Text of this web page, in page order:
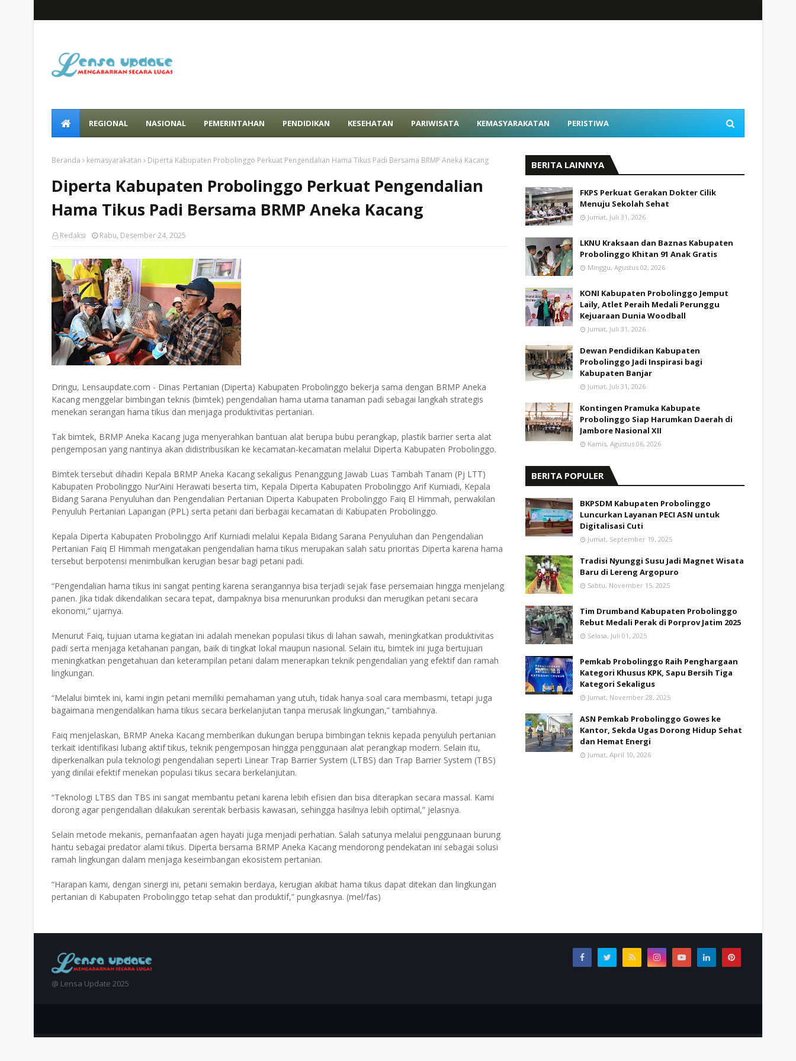
REGIONAL NASIONAL PEMERINTAHAN PENDIDIKAN KESEHATAN PARIWISATA KEMASYARAKATAN PERISTIWA
Beranda kemasyarakatan Diperta Kabupaten Probolinggo Perkuat Pengendalian Hama Tikus Padi Bersama BRMP Aneka Kacang
Diperta Kabupaten Probolinggo Perkuat Pengendalian
Hama Tikus Padi Bersama BRMP Aneka Kacang
Redaksi Rabu, Desember 24, 2025
Dringu, Lensaupdate.com - Dinas Pertanian (Diperta) Kabupaten Probolinggo bekerja sama dengan BRMP Aneka
Kacang menggelar bimbingan teknis (bimtek) pengendalian hama utama tanaman padi sebagai langkah strategis
menekan serangan hama tikus dan menjaga produktivitas pertanian.
Tak bimtek, BRMP Aneka Kacang juga menyerahkan bantuan alat berupa bubu perangkap, plastik barrier serta alat
pengemposan yang nantinya akan didistribusikan ke kecamatan-kecamatan melalui Diperta Kabupaten Probolinggo.
Bimtek tersebut dihadiri Kepala BRMP Aneka Kacang sekaligus Penanggung Jawab Luas Tambah Tanam (Pj LTT)
Kabupaten Probolinggo Nur’Aini Herawati beserta tim, Kepala Diperta Kabupaten Probolinggo Arif Kurniadi, Kepala
Bidang Sarana Penyuluhan dan Pengendalian Pertanian Diperta Kabupaten Probolinggo Faiq El Himmah, perwakilan
Penyuluh Pertanian Lapangan (PPL) serta petani dari berbagai kecamatan di Kabupaten Probolinggo.
Kepala Diperta Kabupaten Probolinggo Arif Kurniadi melalui Kepala Bidang Sarana Penyuluhan dan Pengendalian
Pertanian Faiq El Himmah mengatakan pengendalian hama tikus merupakan salah satu prioritas Diperta karena hama
tersebut berpotensi menimbulkan kerugian besar bagi petani padi.
“Pengendalian hama tikus ini sangat penting karena serangannya bisa terjadi sejak fase persemaian hingga menjelang
panen. Jika tidak dikendalikan secara tepat, dampaknya bisa menurunkan produksi dan merugikan petani secara
ekonomi,” ujarnya.
Menurut Faiq, tujuan utama kegiatan ini adalah menekan populasi tikus di lahan sawah, meningkatkan produktivitas
padi serta menjaga ketahanan pangan, baik di tingkat lokal maupun nasional. Selain itu, bimtek ini juga bertujuan
meningkatkan pengetahuan dan keterampilan petani dalam menerapkan teknik pengendalian yang efektif dan ramah
lingkungan.
“Melalui bimtek ini, kami ingin petani memiliki pemahaman yang utuh, tidak hanya soal cara membasmi, tetapi juga
bagaimana mengendalikan hama tikus secara berkelanjutan tanpa merusak lingkungan,” tambahnya.
Faiq menjelaskan, BRMP Aneka Kacang memberikan dukungan berupa bimbingan teknis kepada penyuluh pertanian
terkait identifikasi lubang aktif tikus, teknik pengemposan hingga penggunaan alat perangkap modern. Selain itu,
diperkenalkan pula teknologi pengendalian seperti Linear Trap Barrier System (LTBS) dan Trap Barrier System (TBS)
yang dinilai efektif menekan populasi tikus secara berkelanjutan.
“Teknologi LTBS dan TBS ini sangat membantu petani karena lebih efisien dan bisa diterapkan secara massal. Kami
dorong agar pengendalian dilakukan serentak berbasis kawasan, sehingga hasilnya lebih optimal,” jelasnya.
Selain metode mekanis, pemanfaatan agen hayati juga menjadi perhatian. Salah satunya melalui penggunaan burung
hantu sebagai predator alami tikus. Diperta bersama BRMP Aneka Kacang mendorong pendekatan ini sebagai solusi
ramah lingkungan dalam menjaga keseimbangan ekosistem pertanian.
“Harapan kami, dengan sinergi ini, petani semakin berdaya, kerugian akibat hama tikus dapat ditekan dan lingkungan
pertanian di Kabupaten Probolinggo tetap sehat dan produktif,” pungkasnya. (mel/fas)
BERITA LAINNYA
FKPS Perkuat Gerakan Dokter Cilik
Menuju Sekolah Sehat
Jumat, Juli 31, 2026
LKNU Kraksaan dan Baznas Kabupaten
Probolinggo Khitan 91 Anak Gratis
Minggu, Agustus 02, 2026
KONI Kabupaten Probolinggo Jemput
Laily, Atlet Peraih Medali Perunggu
Kejuaraan Dunia Woodball
Jumat, Juli 31, 2026
Dewan Pendidikan Kabupaten
Probolinggo Jadi Inspirasi bagi
Kabupaten Banjar
Jumat, Juli 31, 2026
Kontingen Pramuka Kabupate
Probolinggo Siap Harumkan Daerah di
Jambore Nasional XII
Kamis, Agustus 06, 2026
BERITA POPULER
BKPSDM Kabupaten Probolinggo
Luncurkan Layanan PECI ASN untuk
Digitalisasi Cuti
Jumat, September 19, 2025
Tradisi Nyunggi Susu Jadi Magnet Wisata
Baru di Lereng Argopuro
Sabtu, November 15, 2025
Tim Drumband Kabupaten Probolinggo
Rebut Medali Perak di Porprov Jatim 2025
Selasa, Juli 01, 2025
Pemkab Probolinggo Raih Penghargaan
Kategori Khusus KPK, Sapu Bersih Tiga
Kategori Sekaligus
Jumat, November 28, 2025
ASN Pemkab Probolinggo Gowes ke
Kantor, Sekda Ugas Dorong Hidup Sehat
dan Hemat Energi
Jumat, April 10, 2026
@ Lensa Update 2025